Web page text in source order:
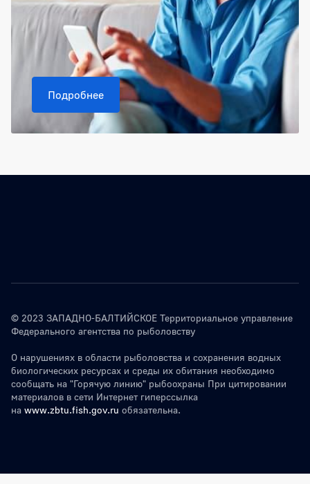
Подробнее
© 2023 ЗАПАДНО-БАЛТИЙСКОЕ Территориальное управление
Федерального агентства по рыболовству
О нарушениях в области рыболовства и сохранения водных
биологических ресурсах и среды их обитания необходимо
сообщать на "Горячую линию" рыбоохраны При цитировании
материалов в сети Интернет гиперссылка
на www.zbtu.fish.gov.ru обязательна.